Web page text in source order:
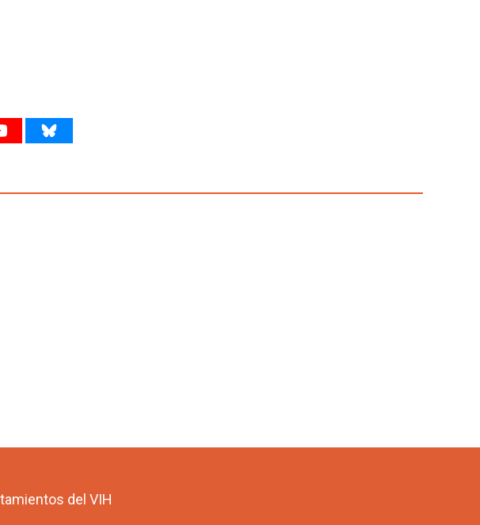
del VIH